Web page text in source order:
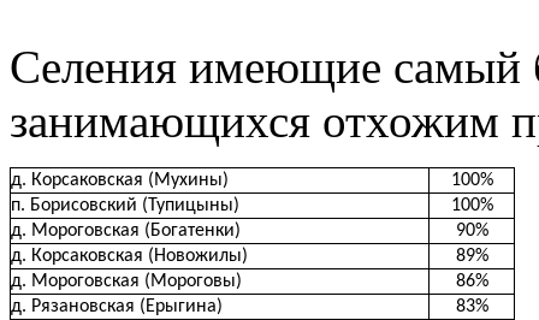
Селения имеющие самый
занимающихся отхожим
д. Корсаковская (Мухины)
100%
п. Борисовский (Тупицыны)
100%
д. Мороговская (Богатенки)
90%
д. Корсаковская (Новожилы)
89%
д. Мороговская (Мороговы)
86%
д. Рязановская (Ерыгина)
83%